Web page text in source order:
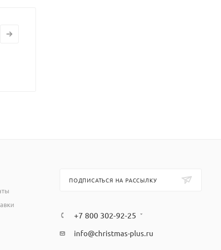
ПОДПИСАТЬСЯ НА РАССЫЛКУ
+7 800 302-92-25
info@christmas-plus.ru